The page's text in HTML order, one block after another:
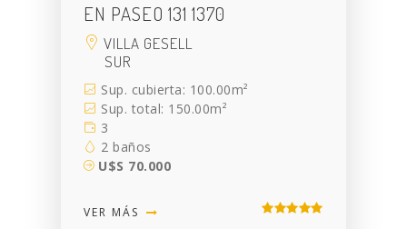
EN PASEO 131 1370
VILLA GESELL
SUR
Sup. cubierta: 100.00m²
Sup. total: 150.00m²
3
2 baños
U$S 70.000
VER MÁS